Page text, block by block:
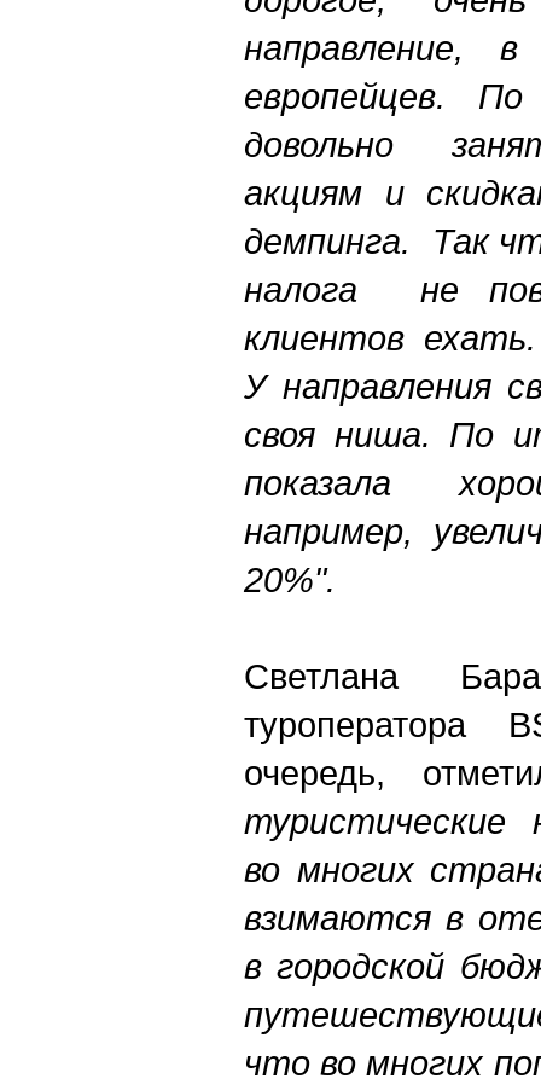
направление,
европейцев.
довольно
акциям и
демпинга. Так
налога не
клиентов ехать.
У направления
своя ниша. По
показала
например,
20%".
Светлана
очередь,
туристические
во многих
взимаются в
в городской
что во многих